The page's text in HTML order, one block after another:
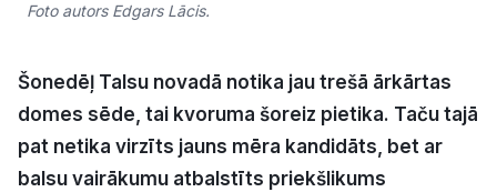
Reklāma
Foto autors Edgars Lācis.
Šonedēļ Talsu novadā notika jau trešā ārkārtas
domes sēde, tai kvoruma šoreiz pietika. Taču tajā
pat netika virzīts jauns mēra kandidāts, bet ar
balsu vairākumu atbalstīts priekšlikums